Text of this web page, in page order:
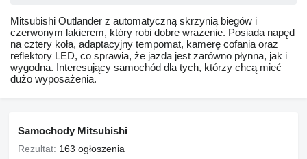
Mitsubishi Outlander z automatyczną skrzynią biegów i
czerwonym lakierem, który robi dobre wrażenie. Posiada napęd
na cztery koła, adaptacyjny tempomat, kamerę cofania oraz
reflektory LED, co sprawia, że jazda jest zarówno płynna, jak i
wygodna. Interesujący samochód dla tych, którzy chcą mieć
dużo wyposażenia.
Samochody Mitsubishi
Rezultat: 163 ogłoszenia